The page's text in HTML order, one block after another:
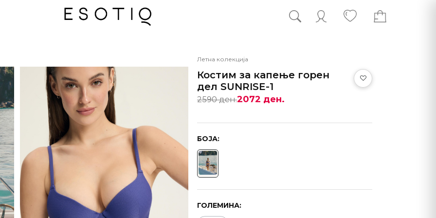
Летна колекција
Костим за капење горен
дел SUNRISE-1
2590 ден.2072 ден.
БОЈА:
ГОЛЕМИНА: